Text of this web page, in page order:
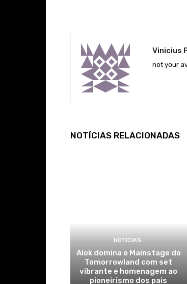
Vinicius
not your
NOTÍCIAS RELACIONADAS
NOTICIAS
Alok domina o Mainstage do
Tomorrowland com set
vibrante e homenagem ao
pioneirismo dos pais